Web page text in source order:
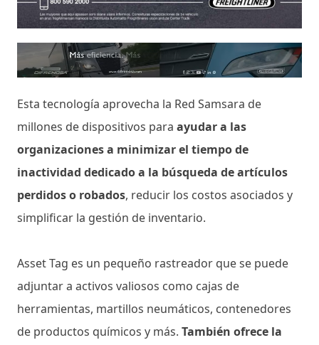
Esta tecnología aprovecha la Red Samsara de
millones de dispositivos para ayudar a las
organizaciones a minimizar el tiempo de
inactividad dedicado a la búsqueda de artículos
perdidos o robados, reducir los costos asociados y
simplificar la gestión de inventario.
Asset Tag es un pequeño rastreador que se puede
adjuntar a activos valiosos como cajas de
herramientas, martillos neumáticos, contenedores
de productos químicos y más. También ofrece la